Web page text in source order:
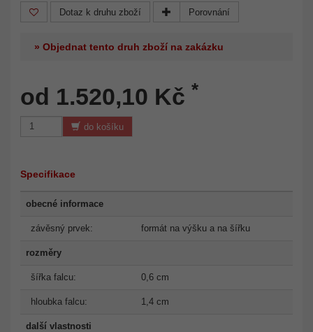
Dotaz k druhu zboží Porovnání
» Objednat tento druh zboží na zakázku
od 1.520,10 Kč *
do košíku
Specifikace
obecné informace
závěsný prvek: formát na výšku a na šířku
rozměry
šířka falcu: 0,6 cm
hloubka falcu: 1,4 cm
další vlastnosti